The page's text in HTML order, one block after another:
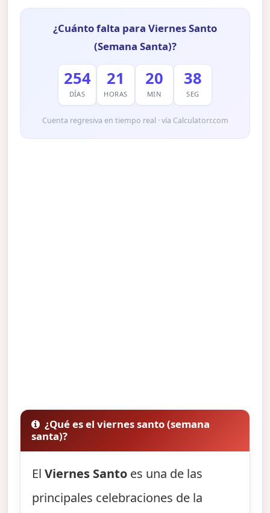
¿Cuánto falta para Viernes Santo
(Semana Santa)?
254
DÍAS
21
HORAS
20
MIN
37
SEG
Cuenta regresiva en tiempo real · vía Calculatorr.com
¿Qué es el viernes santo (semana
santa)?
ElViernes Santo es una de las
principales celebraciones de la